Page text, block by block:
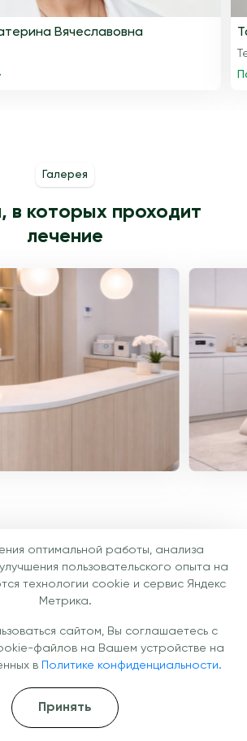
Вячеславовна
Галерея
в которых проходит
лечение
вам уже сегодня!
заботу о здоровье —
врача и подберите
под ваши задачи.
через
10 минут
оптимальной работы, анализа
пользовательского опыта на
технологии cookie и сервис Яндекс
Метрика.
сайтом, Вы соглашаетесь с
файлов на Вашем устройстве на
в
Политике конфиденциальности.
Принять